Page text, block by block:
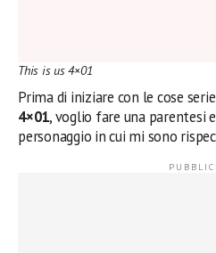
This is us 4×01
Prima di iniziare con le cose
4×01, voglio fare una parentesi
personaggio in cui mi sono